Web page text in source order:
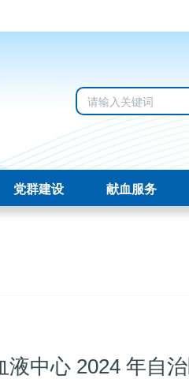
党群建设 献血服务
液中心 2024 年自